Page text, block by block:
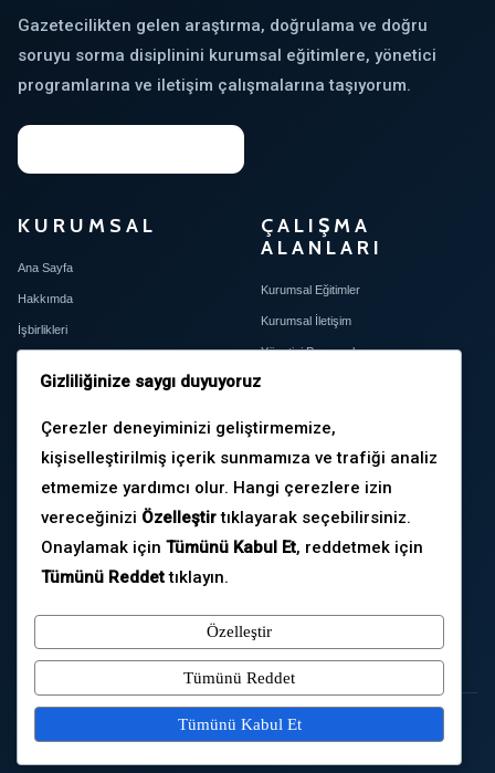
Gazetecilikten gelen araştırma, doğrulama ve doğru
soruyu sorma disiplinini kurumsal eğitimlere, yönetici
programlarına ve iletişim çalışmalarına taşıyorum.
KURUMSAL
Ana Sayfa
Hakkımda
İşbirlikleri
İletişim
ÇALIŞMA
ALANLARI
Kurumsal Eğitimler
Kurumsal İletişim
Yönetici Programları
Kurumsal İhtiyaç Analizi
YAYINLAR
E-Bülten
İLETIŞIM
volkan@volkankahyalar.com
Online ve yüz yüze
© 2026 Volkan Kahyalar. Tüm hakları saklıdır.
KVKKGizlilik PolitikasıÇerez Politikası
Gizliliğinize saygı duyuyoruz
Çerezler deneyiminizi geliştirmemize,
kişiselleştirilmiş içerik sunmamıza ve trafiği analiz
etmemize yardımcı olur. Hangi çerezlere izin
vereceğinizi Özelleştirtıklayarak seçebilirsiniz.
Onaylamak için Tümünü Kabul Et, reddetmek için
Tümünü Reddettıklayın.
Özelleştir
Tümünü Reddet
Tümünü Kabul Et